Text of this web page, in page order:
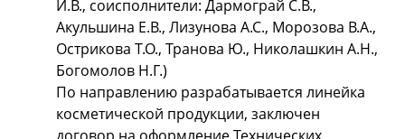
И.В., соисполнители: Дармограй С.В.,
Акульшина Е.В., Лизунова А.С., Морозова В.А.,
Острикова Т.О., Транова Ю., Николашкин А.Н.,
Богомолов Н.Г.)
По направлению разрабатывается линейка
косметической продукции, заключен